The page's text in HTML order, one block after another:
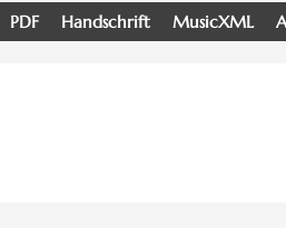
PDF Handschrift MusicXML